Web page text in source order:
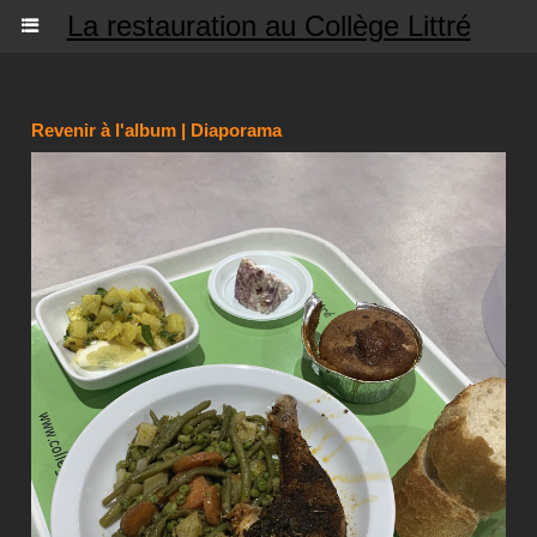
La restauration au Collège Littré
Revenir à l'album | Diaporama